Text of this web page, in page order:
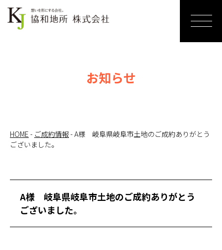
ホーム
サービス
紹介
お知らせ
HOME - ご成約情報 - A様 岐阜県岐阜市土地のご成約ありがとう
ございました。
A様 岐阜県岐阜市土地のご成約ありがとう
ございました。